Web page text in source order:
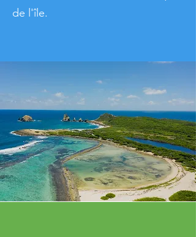
de l'île.